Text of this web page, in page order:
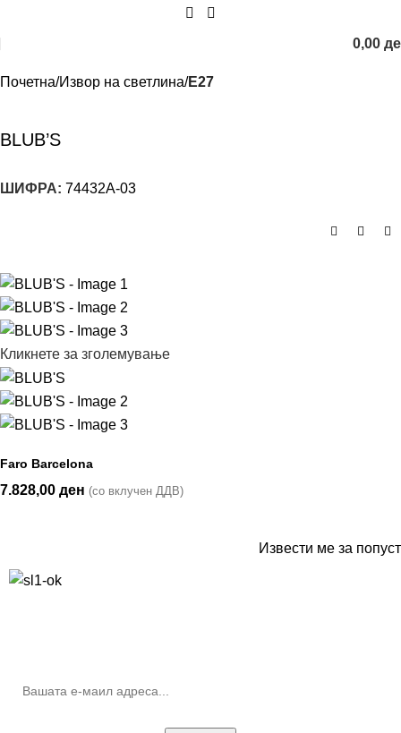
0,00
Почетна Извор на светлина E27
BLUB’S
ШИФРА: 74432A-03
Кликнете за зголемување
Faro Barcelona
7.828,00 ден (со вклучен ДДВ)
Извести ме за попуст